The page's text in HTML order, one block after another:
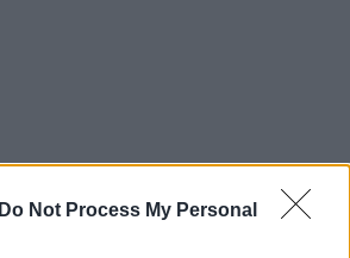
Do Not Process My Personal